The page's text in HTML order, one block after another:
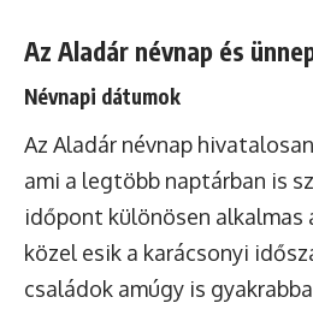
Az Aladár névnap és
Névnapi dátumok
Az Aladár névnap hivatalosan
ami a legtöbb naptárban is
időpont különösen alkalmas
közel esik a karácsonyi
családok amúgy is